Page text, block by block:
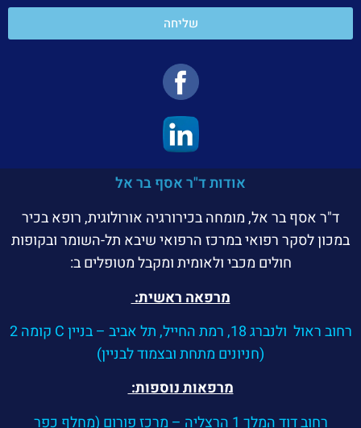
שליחה
אודות ד"ר אסף בר אל
ד"ר אסף בר אל, מומחה בכירורגיה אורולוגית, רופא בכיר
במכון לסקר רפואי במרכז הרפואי שיבא תל-השומר ובקופות
חולים מכבי ולאומית ומקבל מטופלים ב:
מרפאה ראשית:
רחוב ראול ולנברג 18, רמת החייל, תל אביב – בניין C קומה 2
(חניונים מתחת ובצמוד לבניין)
מרפאות נוספות:
רחוב דוד המלך 1 הרצליה – מרכז פורום (מחלף כפר